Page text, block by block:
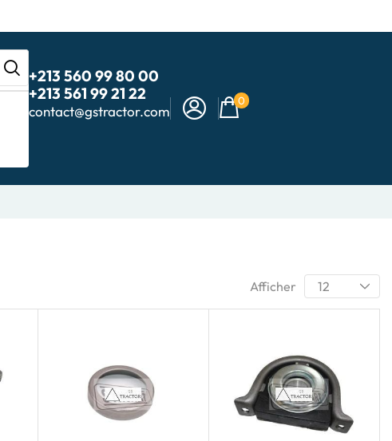
+213 560 99 80 00
+213 561 99 21 22
contact@gstractor.com
0
Afficher